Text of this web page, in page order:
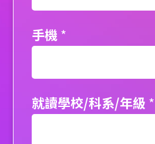
手機*
就讀學校/科系/年級 *